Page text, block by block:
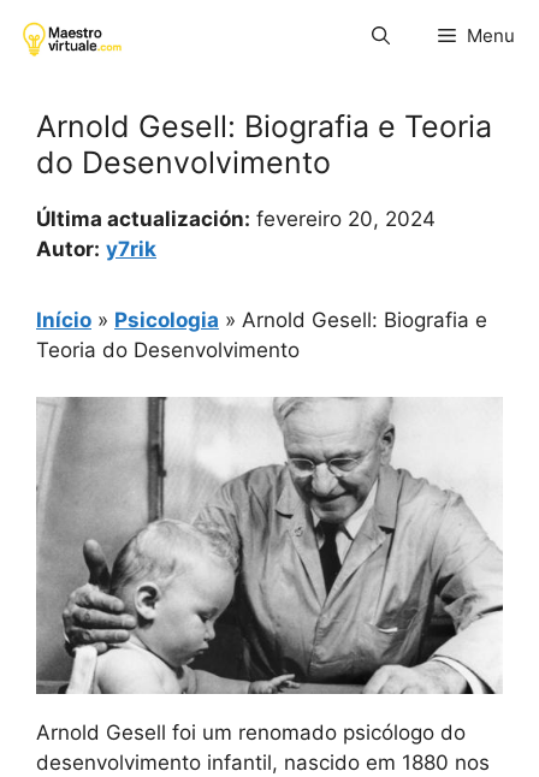
para
Menu
Arnold Gesell: Biografia e Teoria
do Desenvolvimento
Última actualización: fevereiro 20, 2024
Autor: y7rik
Início » Psicologia » Arnold Gesell: Biografia e
Teoria do Desenvolvimento
Arnold Gesell foi um renomado psicólogo do
desenvolvimento infantil, nascido em 1880 nos